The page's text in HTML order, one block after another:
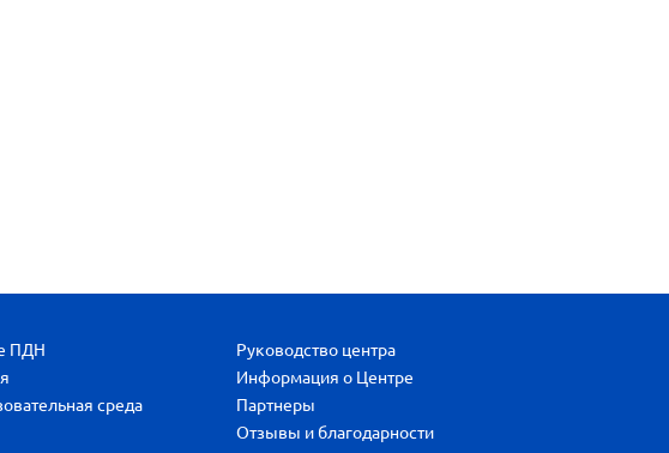
ПДН
среда
Руководство центра
Информация о Центре
Партнеры
Отзывы и благодарности